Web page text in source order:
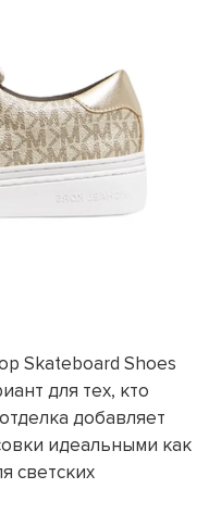
Skateboard Shoes
для тех, кто
добавляет
идеальными как
светских